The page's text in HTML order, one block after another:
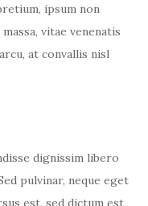
ipsum non
vitae venenatis
at convallis nisl
dignissim libero
pulvinar, neque eget
est, sed dictum est